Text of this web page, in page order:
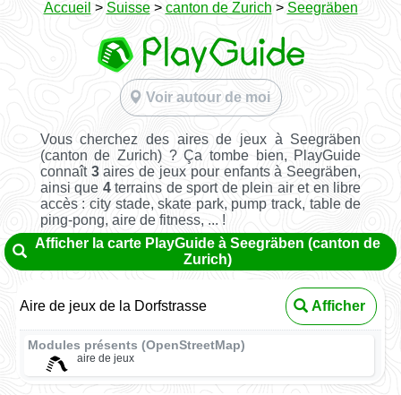
Accueil > Suisse> canton de Zurich > Seegräben
Voir autour de moi
Vous cherchez des aires de jeux à Seegräben
(canton de Zurich) ? Ça tombe bien, PlayGuide
connaît 3aires de jeux pour enfants à Seegräben,
ainsi que 4terrains de sport de plein air et en libre
accès : city stade, skate park, pump track, table de
ping-pong, aire de fitness, ... !
Afficher la carte PlayGuide à Seegräben (canton de
Zurich)
Aire de jeux de la Dorfstrasse Afficher
Modules présents (OpenStreetMap)
aire de jeux